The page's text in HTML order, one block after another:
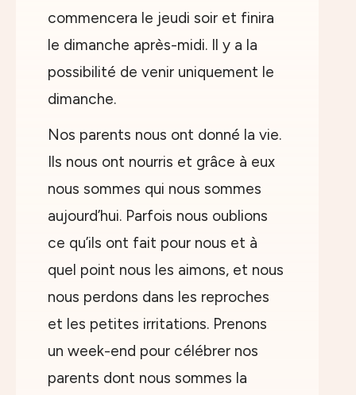
commencera le jeudi soir et finira
le dimanche après-midi. Il y a la
possibilité de venir uniquement le
dimanche.
Nos parents nous ont donné la vie.
Ils nous ont nourris et grâce à eux
nous sommes qui nous sommes
aujourd’hui. Parfois nous oublions
ce qu’ils ont fait pour nous et à
quel point nous les aimons, et nous
nous perdons dans les reproches
et les petites irritations. Prenons
un week-end pour célébrer nos
parents dont nous sommes la